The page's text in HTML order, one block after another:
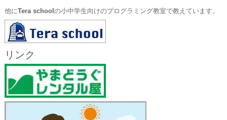
他にTera school の小中学生向けのプログラミング教室で教えています。
リンク